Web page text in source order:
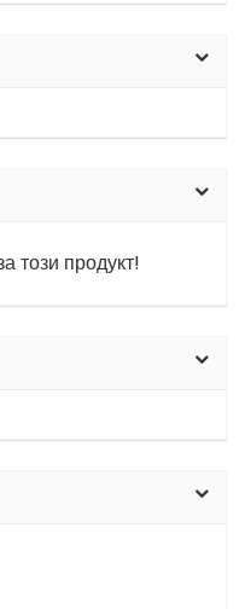
този продукт!